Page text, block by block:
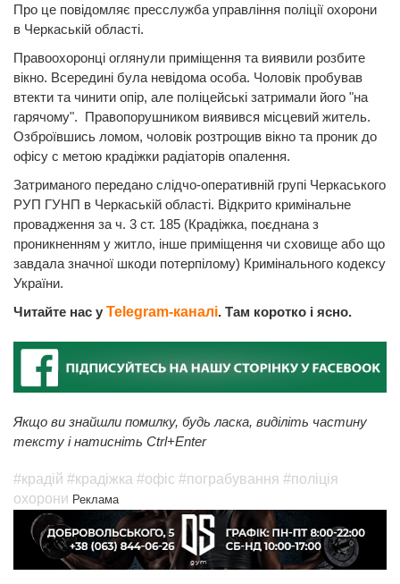
Про це повідомляє пресслужба управління поліції охорони
в Черкаській області.
Правоохоронці оглянули приміщення та виявили розбите
вікно. Всередині була невідома особа. Чоловік пробував
втекти та чинити опір, але поліцейські затримали його "на
гарячому". Правопорушником виявився місцевий житель.
Озброївшись ломом, чоловік розтрощив вікно та проник до
офісу с метою крадіжки радіаторів опалення.
Затриманого передано слідчо-оперативній групі Черкаського
РУП ГУНП в Черкаській області. Відкрито кримінальне
провадження за ч. 3 ст. 185 (Крадіжка, поєднана з
проникненням у житло, інше приміщення чи сховище або що
завдала значної шкоди потерпілому) Кримінального кодексу
України.
Читайте нас у Telegram-каналі. Там коротко і ясно.
Якщо ви знайшли помилку, будь ласка, виділіть частину
тексту і натисніть Ctrl+Enter
#крадій #крадіжка #офіс #пограбування #поліція
охорони Реклама